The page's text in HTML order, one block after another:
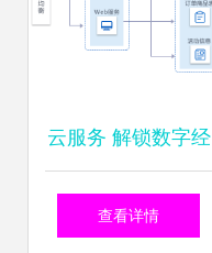
云服务 解锁数字经
济的核心引擎与数
查看详情